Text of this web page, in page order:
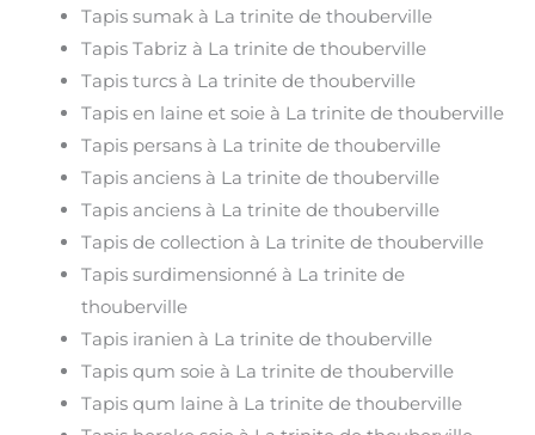
Tapis sumak à La trinite de thouberville
Tapis Tabriz à La trinite de thouberville
Tapis turcs à La trinite de thouberville
Tapis en laine et soie à La trinite de thouberville
Tapis persans à La trinite de thouberville
Tapis anciens à La trinite de thouberville
Tapis anciens à La trinite de thouberville
Tapis de collection à La trinite de thouberville
Tapis surdimensionné à La trinite de
thouberville
Tapis iranien à La trinite de thouberville
Tapis qum soie à La trinite de thouberville
Tapis qum laine à La trinite de thouberville